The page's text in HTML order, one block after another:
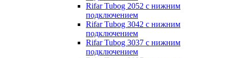
Rifar Tubog 2052 с нижним
подключением
Rifar Tubog 3042 с нижним
подключением
Rifar Tubog 3037 с нижним
подключением